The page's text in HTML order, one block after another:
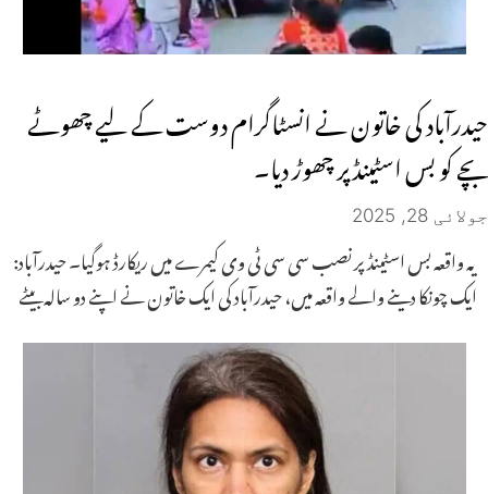
حیدرآباد کی خاتون نے انسٹاگرام دوست کے لیے چھوٹے
بچے کو بس اسٹینڈ پر چھوڑ دیا۔
جولائی 28, 2025
یہ واقعہ بس اسٹینڈ پر نصب سی سی ٹی وی کیمرے میں ریکارڈ ہوگیا۔ حیدرآباد:
ایک چونکا دینے والے واقعہ میں، حیدرآباد کی ایک خاتون نے اپنے دو سالہ بیٹے